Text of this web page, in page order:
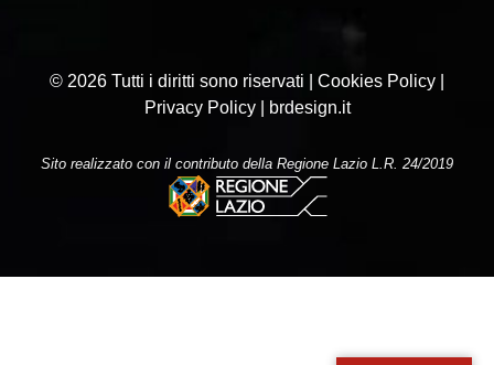
© 2026 Tutti i diritti sono riservati | Cookies Policy |
Privacy Policy |
brdesign.it
Sito realizzato con il contributo della Regione Lazio L.R. 24/2019